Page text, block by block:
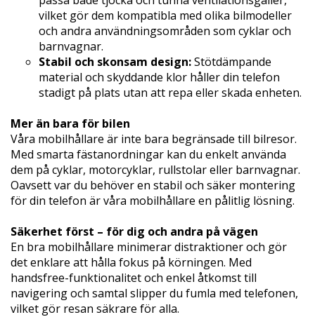
vilket gör dem kompatibla med olika bilmodeller
och andra användningsområden som cyklar och
barnvagnar.
Stabil och skonsam design:Stötdämpande
material och skyddande klor håller din telefon
stadigt på plats utan att repa eller skada enheten.
Mer än bara för bilen
Våra mobilhållare är inte bara begränsade till bilresor.
Med smarta fästanordningar kan du enkelt använda
dem på cyklar, motorcyklar, rullstolar eller barnvagnar.
Oavsett var du behöver en stabil och säker montering
för din telefon är våra mobilhållare en pålitlig lösning.
Säkerhet först – för dig och andra på vägen
En bra mobilhållare minimerar distraktioner och gör
det enklare att hålla fokus på körningen. Med
handsfree-funktionalitet och enkel åtkomst till
navigering och samtal slipper du fumla med telefonen,
vilket gör resan säkrare för alla.